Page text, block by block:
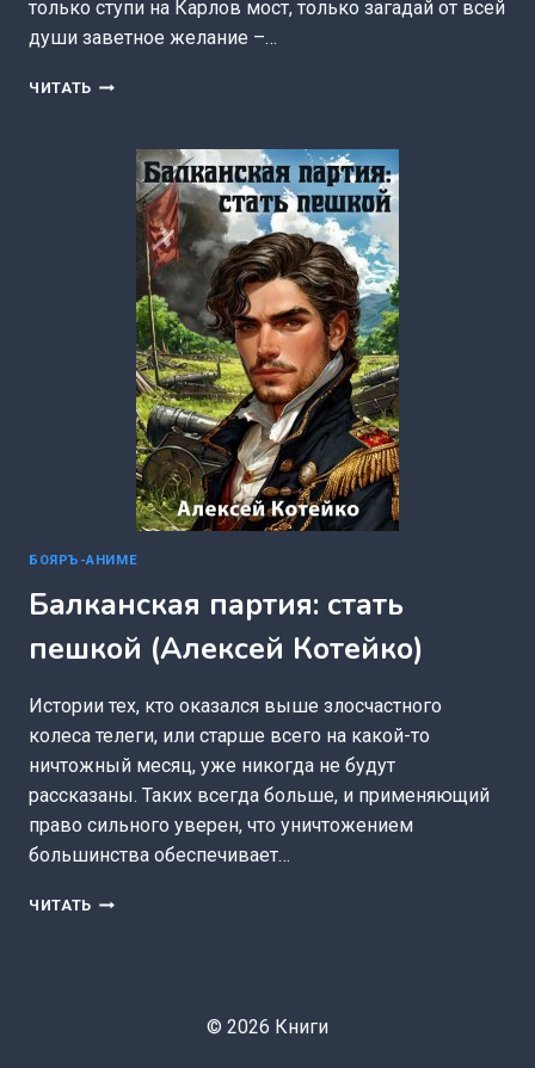
только ступи на Карлов мост, только загадай от всей
души заветное желание –…
ЧИТАТЬ КОГДА
УТОНУЛО
СОЛНЦЕ
(АЛЕКСЕЙ
КОТЕЙКО)
БОЯРЪ-АНИМЕ
Балканская партия: стать
пешкой (Алексей Котейко)
Истории тех, кто оказался выше злосчастного
колеса телеги, или старше всего на какой-то
ничтожный месяц, уже никогда не будут
рассказаны. Таких всегда больше, и применяющий
право сильного уверен, что уничтожением
большинства обеспечивает…
ЧИТАТЬ БАЛКАНСКАЯ
© 2026 Книги